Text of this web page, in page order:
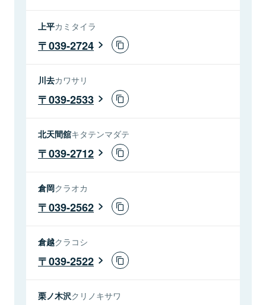
上平カミタイラ
039-2724
川去カワサリ
039-2533
北天間舘キタテンマダテ
039-2712
倉岡クラオカ
039-2562
倉越クラコシ
039-2522
栗ノ木沢クリノキサワ